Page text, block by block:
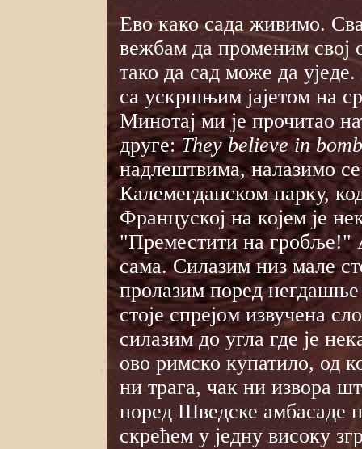
Ево како сада живимо.
вежбам да променим
тако да сад може да
са ускршњим јајетом на
Минотај ми је прочитао
друге:They believe in
надлештвима, налазимо
Калемегданском парку,
Француској на којем је
"Преместити на гробље!"
сама. Силазим низ мале
пролазим поред негдашње
стоје спрејом извучена
силазим до угла где је
ово римско купатило, од
ни трага, чак ни извора
поред Шведске амбасаде
скрећем у једну високу